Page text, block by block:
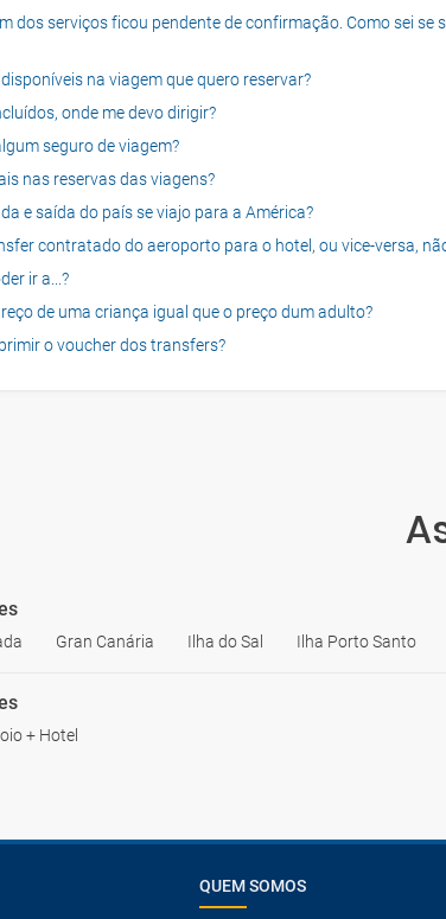
dos serviços ficou pendente de confirmação. Como sei se
na viagem que quero reservar?
onde me devo dirigir?
seguro de viagem?
nas reservas das viagens?
e saída do país se viajo para a América?
contratado do aeroporto para o hotel, ou vice-versa,
ir a...?
de uma criança igual que o preço dum adulto?
o voucher dos transfers?
Gran Canária Ilha do Sal Ilha Porto Santo
+ Hotel
QUEM SOMOS